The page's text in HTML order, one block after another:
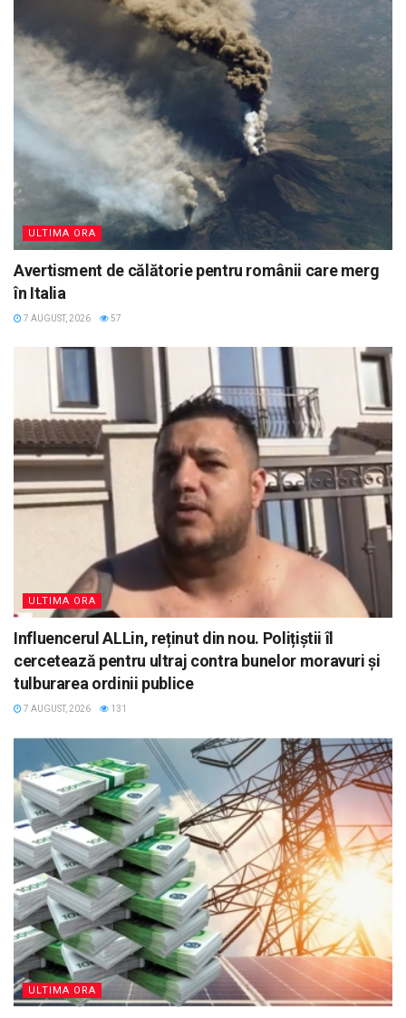
ULTIMA ORA
Avertisment de călătorie pentru românii care merg
în Italia
7 AUGUST, 2026 57
ULTIMA ORA
Influencerul ALLin, reținut din nou. Polițiștii îl
cercetează pentru ultraj contra bunelor moravuri și
tulburarea ordinii publice
7 AUGUST, 2026 131
ULTIMA ORA